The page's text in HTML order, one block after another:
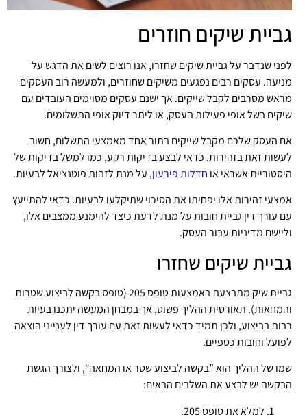
גביית שיקים חוזרים
לפני שנדבר על גביית שיקים שחזרו, אנו רוצים לשים את הדגש על
מניעה. עסקים רבים נפגעים משיקים שחוזרים, ולמעשה רוב העסקים
מראש מסרבים לקבל שייקים. אך ישנם עסקים מסוימים העובדים עם
שיקים בשל אופי פעילות העסק, או ליתר דיוק אופי התשלומים.
אם העסק שלכם מקבל שייקים בתור אחד מאמצעי התשלום, חשוב
לעשות זאת בזהירות. כדאי לבצע בדיקות רקע, כמו למשל בדיקות של
היסטוריית אשראי או חדלות פירעון, על מנת לזהות פוטנציאל לבעיות.
אמצעי זהירות אלו יפחיתו את הסיכוי שתיקלעו לבעיות. כדאי להתייעץ
עם עורך דין גביית חובות על מנת לדעת כיצד להימנע ממצבים אלו,
וליישם מדיניות עבור העסק.
גביית שיקים שחזרו
גביית שיק מתבצעת באמצעות טופס 205 (טופס בקשה לביצוע שטרות
והמחאות). תאורטית ההליך פשוט, אך במבחן המעשה יתכנו בעיות
רבות בביצוע, ולכן תמיד כדאי לעשות זאת עם עורך דין לענייני הוצאה
לפועל וחובות כספיים.
שמו של ההליך הוא ”בקשה לביצוע שטר או המחאה“, ולצורך הגשת
הבקשה יש לבצע את השלבים הבאים:
למלא את טופס 205.